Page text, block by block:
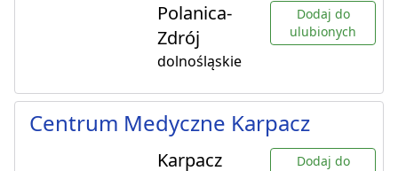
Polanica-
Zdrój
dolnośląskie
Dodaj do
ulubionych
Centrum Medyczne Karpacz
Karpacz
Dodaj do